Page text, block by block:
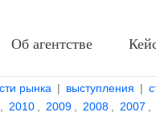
рынка | выступления |
2010 2009 2008 2007
Об агентстве